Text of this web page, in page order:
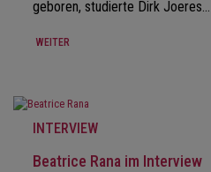
geboren, studierte Dirk Joeres…
WEITER
INTERVIEW
Beatrice Rana im Interview